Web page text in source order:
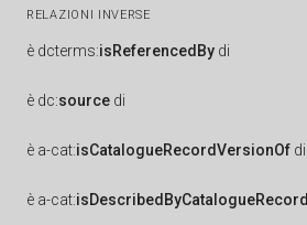
RELAZIONI INVERSE
è dcterms:isReferencedBy di
è dc:source di
è a-cat:isCatalogueRecordVersionOf di
è a-cat:isDescribedByCatalogueRecord